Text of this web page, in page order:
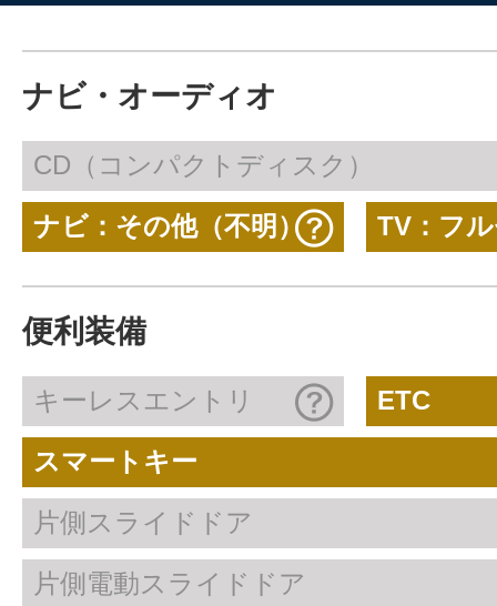
ナビ・オーディオ
CD（コンパクトディスク）
ナビ：その他（不明） TV：フ
便利装備
キーレスエントリ ETC
スマートキー
片側スライドドア
片側電動スライドドア